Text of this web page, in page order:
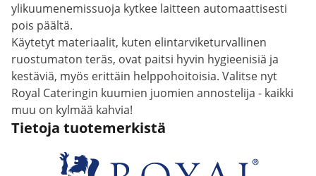
ylikuumenemissuoja kytkee laitteen automaattisesti
pois päältä.
Käytetyt materiaalit, kuten elintarviketurvallinen
ruostumaton teräs, ovat paitsi hyvin hygieenisiä ja
kestäviä, myös erittäin helppohoitoisia. Valitse nyt
Royal Cateringin kuumien juomien annostelija - kaikki
muu on kylmää kahvia!
Tietoja tuotemerkistä